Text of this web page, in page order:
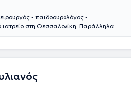
- παιδοουρολόγος -
ιατρείο στη Θεσσαλονίκη. Παράλληλα
Ορδοπαιδική και Τραυματιολογία, καθώς
Bedford. Έπειτα, εκπαιδεύτηκε στη